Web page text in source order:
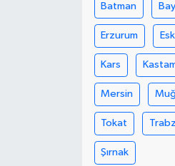
Batman
Erzurum
Kars
Mersin
Tokat
Şırnak